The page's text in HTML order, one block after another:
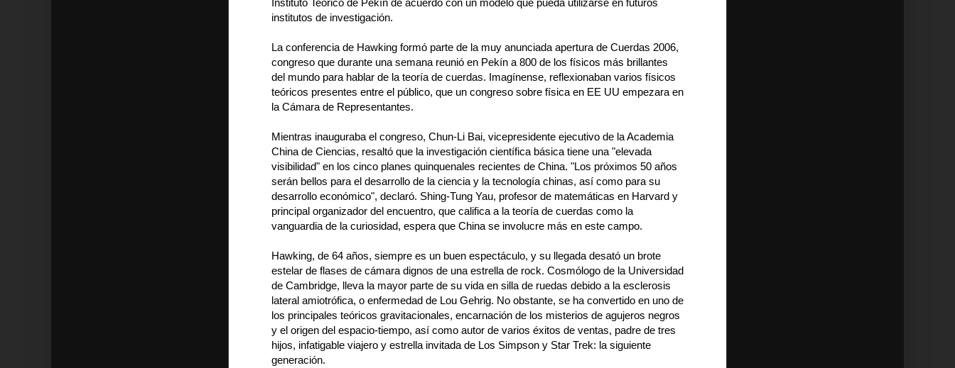
Instituto Teórico de Pekín de acuerdo con un modelo que pueda utilizarse en futuros
institutos de investigación.
La conferencia de Hawking formó parte de la muy anunciada apertura de Cuerdas 2006,
congreso que durante una semana reunió en Pekín a 800 de los físicos más brillantes
del mundo para hablar de la teoría de cuerdas. Imagínense, reflexionaban varios físicos
teóricos presentes entre el público, que un congreso sobre física en EE UU empezara en
la Cámara de Representantes.
Mientras inauguraba el congreso, Chun-Li Bai, vicepresidente ejecutivo de la Academia
China de Ciencias, resaltó que la investigación científica básica tiene una "elevada
visibilidad" en los cinco planes quinquenales recientes de China. "Los próximos 50 años
serán bellos para el desarrollo de la ciencia y la tecnología chinas, así como para su
desarrollo económico", declaró. Shing-Tung Yau, profesor de matemáticas en Harvard y
principal organizador del encuentro, que califica a la teoría de cuerdas como la
vanguardia de la curiosidad, espera que China se involucre más en este campo.
Hawking, de 64 años, siempre es un buen espectáculo, y su llegada desató un brote
estelar de flases de cámara dignos de una estrella de rock. Cosmólogo de la Universidad
de Cambridge, lleva la mayor parte de su vida en silla de ruedas debido a la esclerosis
lateral amiotrófica, o enfermedad de Lou Gehrig. No obstante, se ha convertido en uno de
los principales teóricos gravitacionales, encarnación de los misterios de agujeros negros
y el origen del espacio-tiempo, así como autor de varios éxitos de ventas, padre de tres
hijos, infatigable viajero y estrella invitada de Los Simpson y Star Trek: la siguiente
generación.